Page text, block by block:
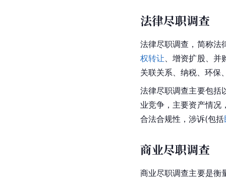
法律尽职调查
法律尽职调查，简称法
权转让、增资扩股、并
关联关系、纳税、环保
法律尽职调查主要包括
业竞争，主要资产情况
合法合规性，涉诉(包括
商业尽职调查
商业尽职调查主要是衡